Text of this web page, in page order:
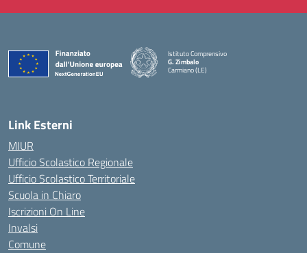
Istituto Comprensivo
G. Zimbalo
Carmiano (LE)
Link Esterni
MIUR
Ufficio Scolastico Regionale
Ufficio Scolastico Territoriale
Scuola in Chiaro
Iscrizioni On Line
Invalsi
Comune